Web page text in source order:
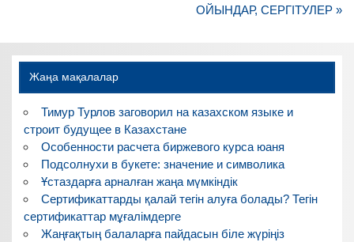
ОЙЫНДАР, СЕРГІТУЛЕР »
Жаңа мақалалар
Тимур Турлов заговорил на казахском языке и
строит будущее в Казахстане
Особенности расчета биржевого курса юаня
Подсолнухи в букете: значение и символика
Ұстаздарға арналған жаңа мүмкіндік
Сертификаттарды қалай тегін алуға болады? Тегін
сертификаттар мұғалімдерге
Жаңғақтың балаларға пайдасын біле жүріңіз